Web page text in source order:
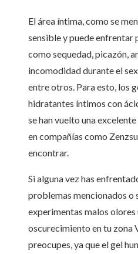
El área íntima, como se
sensible y puede enfrentar
como sequedad, picazón,
incomodidad durante el
entre otros. Para esto, los
hidratantes íntimos con
se han vuelto una
en compañías como
encontrar.
Si alguna vez has
problemas mencionados o
experimentas malos olores
oscurecimiento en tu zona
preocupes, ya que el gel